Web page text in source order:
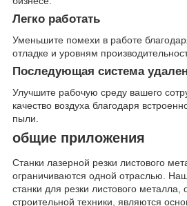
Легко работать
Уменьшите помехи в работе
отладке и уровням
Последующая система
Улучшите рабочую среду вашего
качество воздуха благодаря
пыли.
общие приложения
Станки лазерной резки листового
ограничиваются одной отраслью.
станки для резки листового металла,
строительной техники, являются